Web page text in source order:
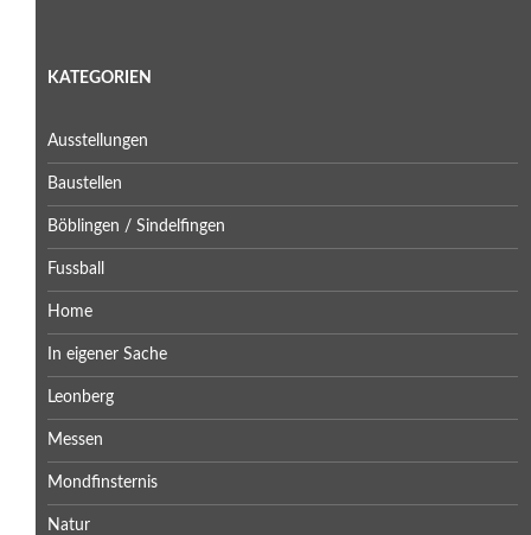
KATEGORIEN
Ausstellungen
Baustellen
Böblingen / Sindelfingen
Fussball
Home
In eigener Sache
Leonberg
Messen
Mondfinsternis
Natur